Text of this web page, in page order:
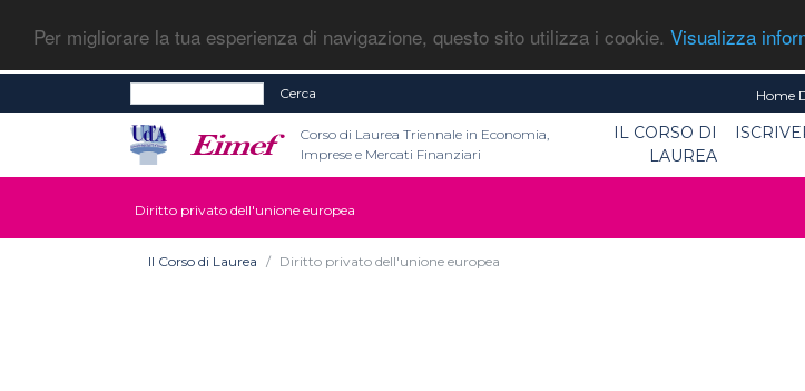
Per migliorare la tua esperienza di navigazione, questo sito utilizza i cookie. Visualizza
Cerca Home
Corso di Laurea Triennale in Economia,
Imprese e Mercati Finanziari
IL CORSO DI
LAUREA
Diritto privato dell'unione europea
Il Corso di Laurea Diritto privato dell'unione europea